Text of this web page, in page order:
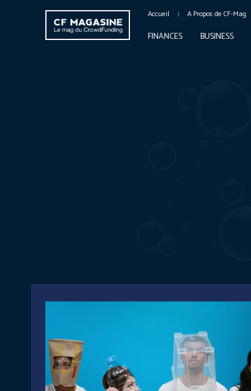
Accueil A Propos de CF-Mag
FINANCES BUSINESS